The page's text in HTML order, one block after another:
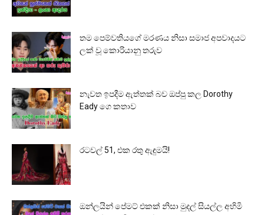
තම පෙම්වතියගේ මරණය නිසා සමාජ අපවාදයට
ලක් වූ කොරියානු තරුව
නැවත ඉපදීම ඇත්තක් බව ඔප්පු කල Dorothy
Eady ගෙ කතාව
රටවල් 51, එක රතු ඇඳුමයි!
ඔන්ලයින් පේමට් එකක් නිසා මුදල් සියල්ල අහිමි